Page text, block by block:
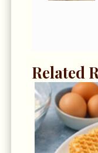
Related